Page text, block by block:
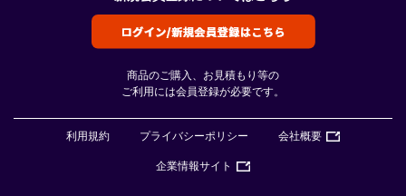
商品のご購入、お見積もり等の
ご利用には会員登録が必要です。
利用規約 プライバシーポリシー 会社概要
企業情報サイト